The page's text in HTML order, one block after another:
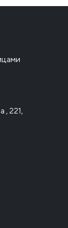
, 221,